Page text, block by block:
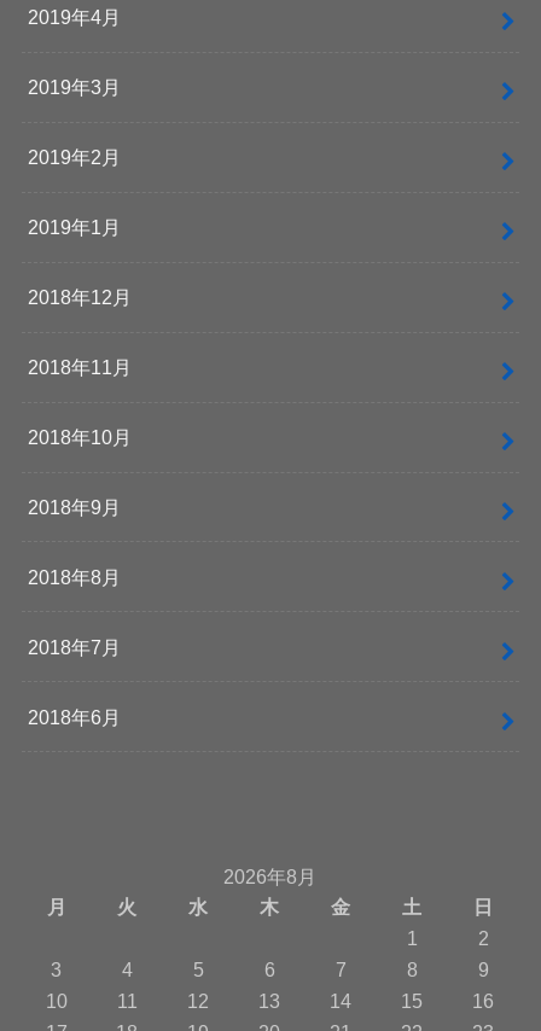
2019年4月
2019年3月
2019年2月
2019年1月
2018年12月
2018年11月
2018年10月
2018年9月
2018年8月
2018年7月
2018年6月
2026年8月
月
火 水 木 金 土
日
1
2
3
4 5 6 7 8
9
10
11 12 13 14 15
16